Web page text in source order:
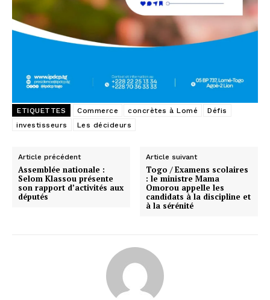
ETIQUETTES Commerce concrètes à Lomé
Défis
investisseurs
Les décideurs
Article précédent
Assemblée nationale :
Selom Klassou présente
son rapport d’activités aux
députés
Article suivant
Togo / Examens scolaires
: le ministre Mama
Omorou appelle les
candidats à la discipline et
à la sérénité